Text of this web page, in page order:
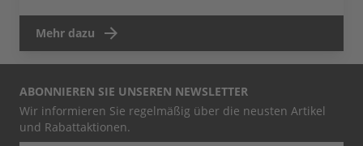
Mehr dazu
ABONNIEREN SIE UNSEREN NEWSLETTER
Wir informieren Sie regelmäßig über die neusten Artikel
und Rabattaktionen.